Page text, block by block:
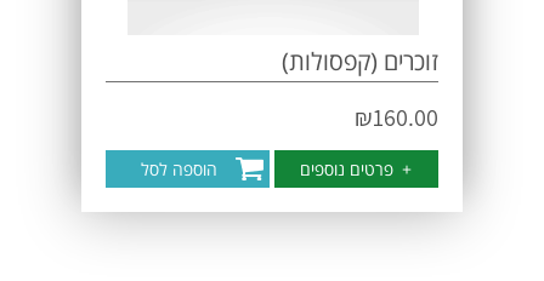
זוכרים (קפסולות)
₪160.00
+ פרטים נוספים הוספה לסל